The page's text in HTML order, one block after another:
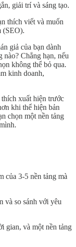
giải trí và sáng tạo.
thích viết và muốn
(SEO).
giả của bạn dành
Chẳng hạn, nếu
không thể bỏ qua.
kinh doanh,
thích xuất hiện trước
khi thể hiện bản
chọn một nền tảng
của 3-5 nền tảng mà
và so sánh với yêu
gian, và một nền tảng